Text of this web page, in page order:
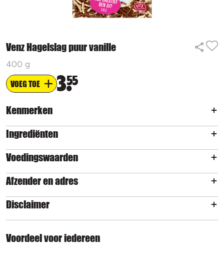
Venz Hagelslag puur vanille
400 g
VOEG TOE 355
Kenmerken
Ingrediënten
Voedingswaarden
Afzender en adres
Disclaimer
Voordeel voor iedereen